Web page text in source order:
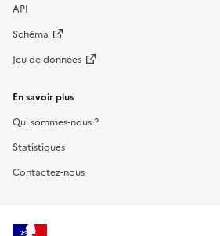
API
Schéma
Jeu de données
En savoir plus
Qui sommes-nous ?
Statistiques
Contactez-nous